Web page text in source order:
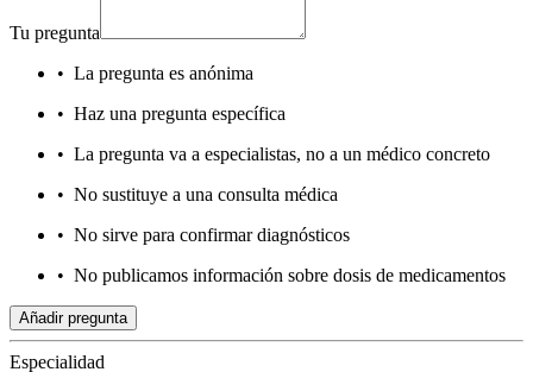
Tu pregunta
• La pregunta es anónima
• Haz una pregunta específica
• La pregunta va a especialistas, no a un médico concreto
• No sustituye a una consulta médica
• No sirve para confirmar diagnósticos
• No publicamos información sobre dosis de medicamentos
Añadir pregunta
Especialidad